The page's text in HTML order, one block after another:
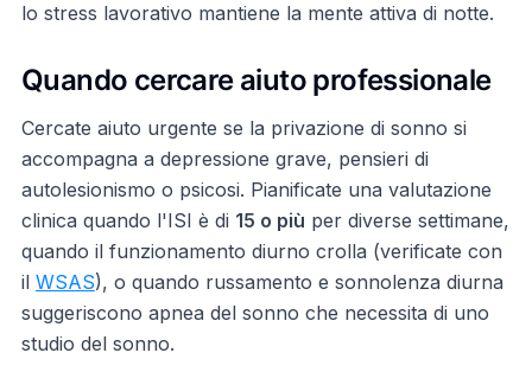
lo stress lavorativo mantiene la mente attiva di notte.
Quando cercare aiuto professionale
Cercate aiuto urgente se la privazione di sonno si
accompagna a depressione grave, pensieri di
autolesionismo o psicosi. Pianificate una valutazione
clinica quando l'ISI è di 15 o più per diverse settimane,
quando il funzionamento diurno crolla (verificate con
il WSAS), o quando russamento e sonnolenza diurna
suggeriscono apnea del sonno che necessita di uno
studio del sonno.